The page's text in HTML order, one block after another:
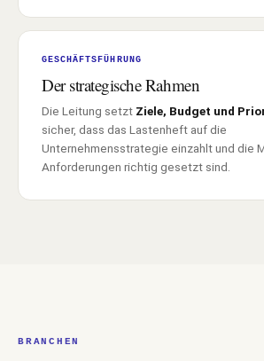
GESCHÄFTSFÜHRUNG
Der strategische Rahmen
Die Leitung setzt Ziele, Budget und
sicher, dass das Lastenheft auf die
Unternehmensstrategie einzahlt und die
Anforderungen richtig gesetzt sind.
BRANCHEN